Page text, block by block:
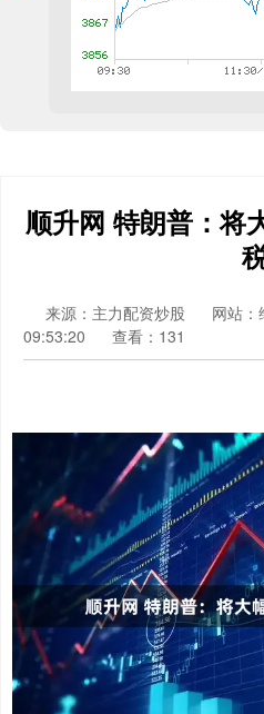
顺升网 特朗普：将
来源：主力配资炒股 网站：
09:53:20
查看：131